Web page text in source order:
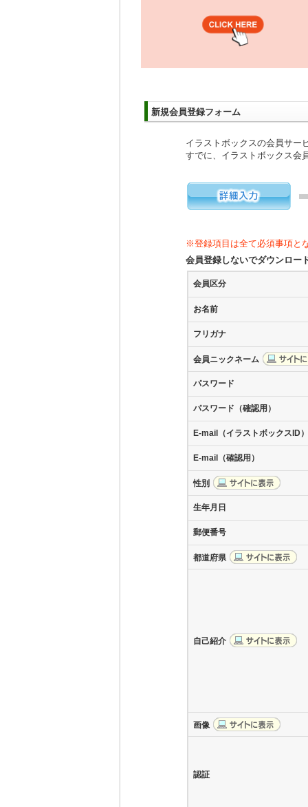
新規会員登録フォーム
イラストボックスの会員サー
すでに、イラストボックス会
※登録項目は全て必須事項と
会員登録しないでダウンロ
会員区分
お名前
フリガナ
会員ニックネーム
パスワード
パスワード（確認用）
E-mail（イラストボックスID）
E-mail（確認用）
性別
生年月日
郵便番号
都道府県
自己紹介
画像
認証